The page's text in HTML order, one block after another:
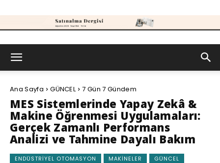
Ana Sayfa GÜNCEL 7 Gün 7 Gündem
MES Sistemlerinde Yapay Zekâ &
Makine Öğrenmesi Uygulamaları:
Gerçek Zamanlı Performans
Analizi ve Tahmine Dayalı Bakım
ENDÜSTRIYEL OTOMASYON MAKINELER
GÜNCEL